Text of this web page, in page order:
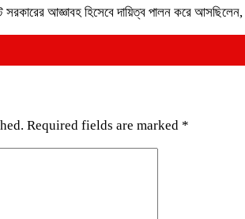
সরকারের আজ্ঞাবহ হিসেবে দায়িত্ব পালন করে
Required fields are marked *